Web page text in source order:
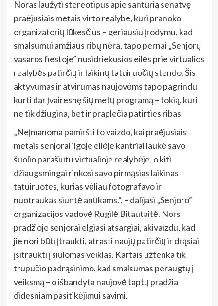
Noras laužyti stereotipus apie santūrią senatvę
praėjusiais metais virto realybe, kuri pranoko
organizatorių lūkesčius – geriausiu įrodymu, kad
smalsumui amžiaus ribų nėra, tapo pernai „Senjorų
vasaros fiestoje” nusidriekusios eilės prie virtualios
realybės patirčių ir laikinų tatuiruočių stendo. Šis
aktyvumas ir atvirumas naujovėms tapo pagrindu
kurti dar įvairesnę šių metų programą – tokią, kuri
ne tik džiugina, bet ir praplečia patirties ribas.
„Neįmanoma pamiršti to vaizdo, kai praėjusiais
metais senjorai ilgoje eilėje kantriai laukė savo
šuolio parašiutu virtualioje realybėje, o kiti
džiaugsmingai rinkosi savo pirmąsias laikinas
tatuiruotes, kurias vėliau fotografavo ir
nuotraukas siuntė anūkams.”, – dalijasi „Senjoro”
organizacijos vadovė Rugilė Bitautaitė. Nors
pradžioje senjorai elgiasi atsargiai, akivaizdu, kad
jie nori būti įtraukti, atrasti naujų patirčių ir drąsiai
įsitraukti į siūlomas veiklas. Kartais užtenka tik
trupučio padrąsinimo, kad smalsumas peraugtų į
veiksmą – o išbandyta naujovė taptų pradžia
didesniam pasitikėjimui savimi.